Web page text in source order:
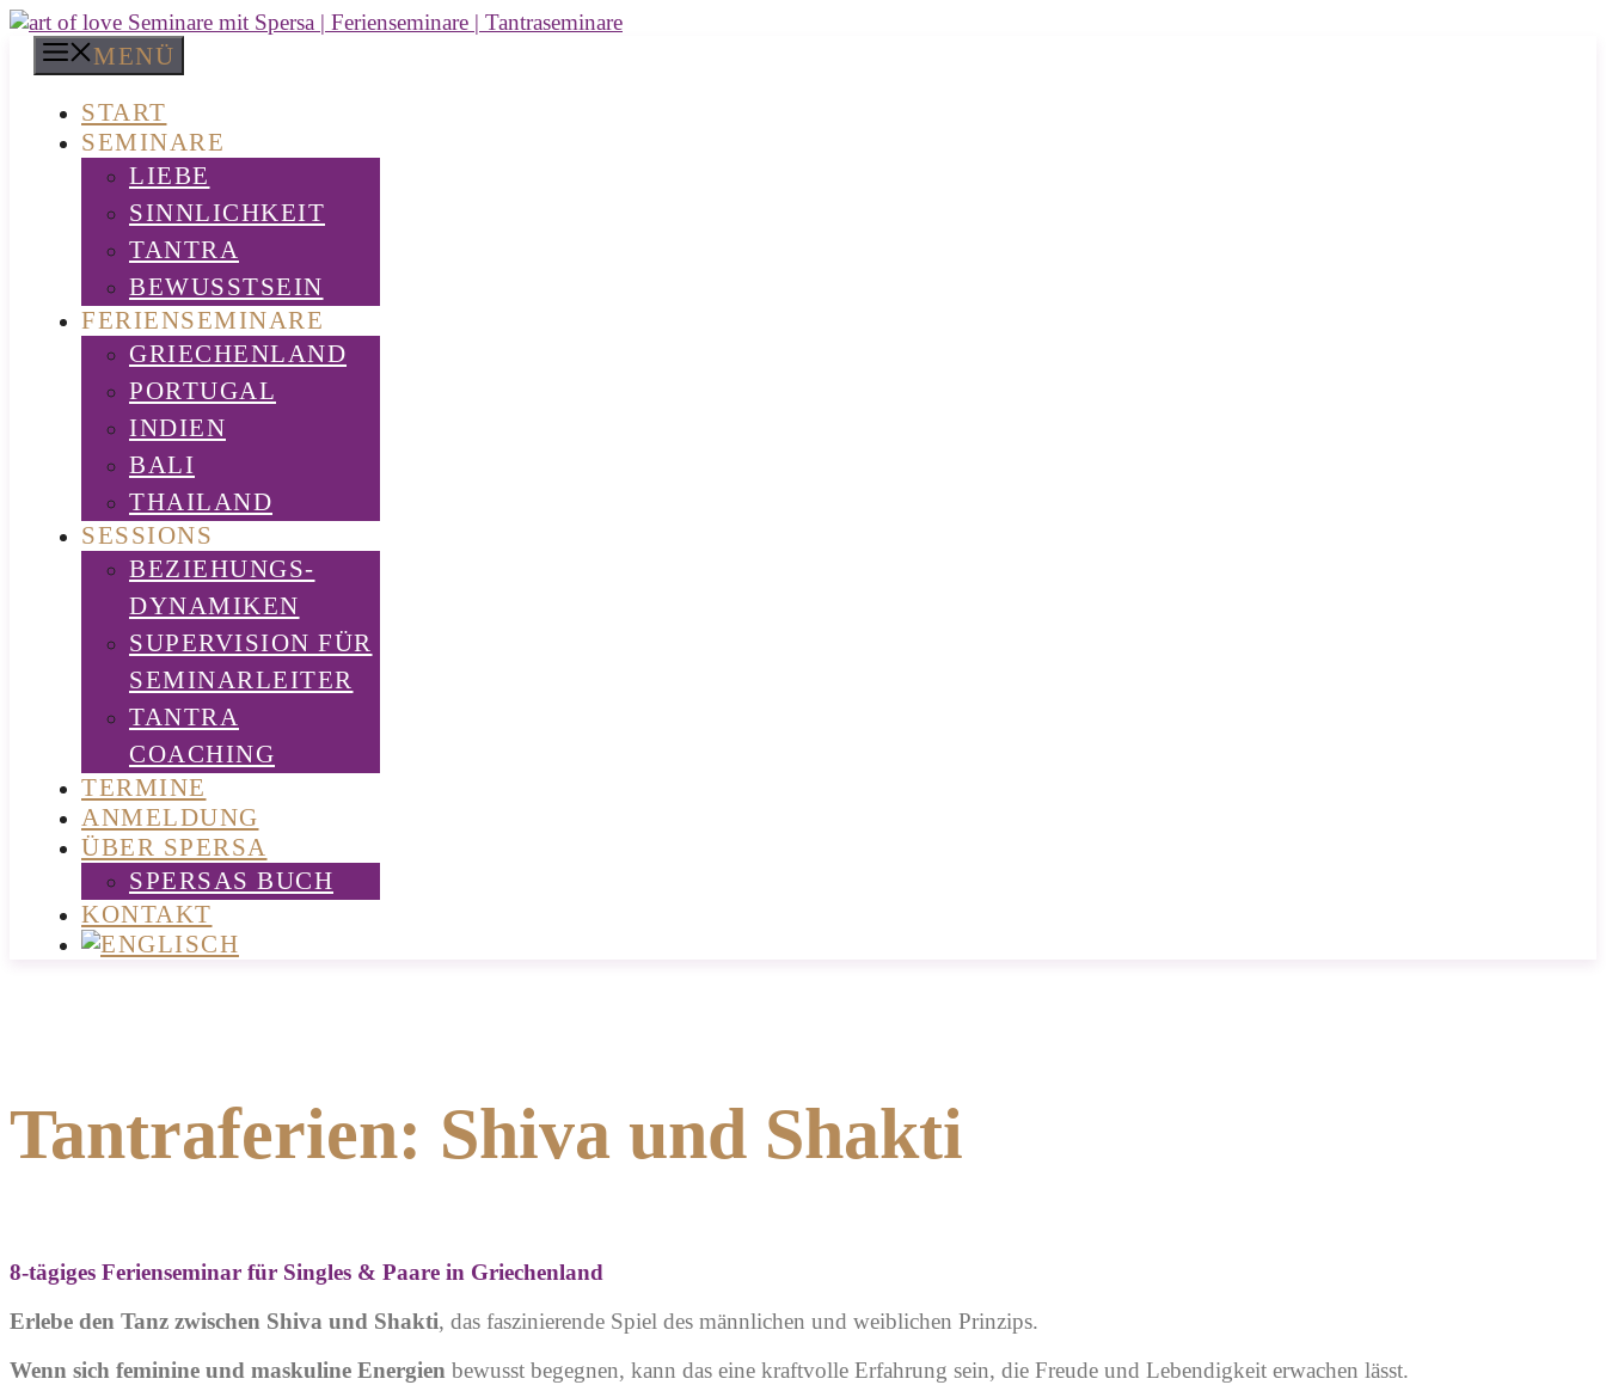
Zum
Inhalt
springen
MENÜ
START
SEMINARE
LIEBE
SINNLICHKEIT
TANTRA
BEWUSSTSEIN
FERIENSEMINARE
GRIECHENLAND
PORTUGAL
INDIEN
BALI
THAILAND
SESSIONS
BEZIEHUNGS-
DYNAMIKEN
SUPERVISION FÜR
SEMINARLEITER
TANTRA
COACHING
TERMINE
ANMELDUNG
ÜBER SPERSA
SPERSAS BUCH
KONTAKT
Tantraferien: Shiva und Shakti
8-tägiges Ferienseminar für Singles & Paare in Griechenland
Erlebe den Tanz zwischen Shiva und Shakti, das faszinierende Spiel des männlichen und weiblichen Prinzips.
Wenn sich feminine und maskuline Energien bewusst begegnen, kann das eine kraftvolle Erfahrung sein, die Freude und Lebendigkeit erwachen lässt.